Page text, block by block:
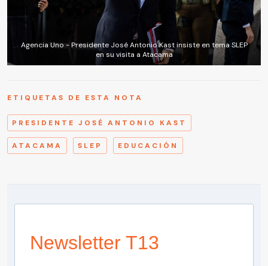
Agencia Uno - Presidente José Antonio Kast insiste en tema SLEP
en su visita a Atacama
ETIQUETAS DE ESTA NOTA
PRESIDENTE JOSÉ ANTONIO KAST
ATACAMA SLEP EDUCACIÓN
Newsletter T13